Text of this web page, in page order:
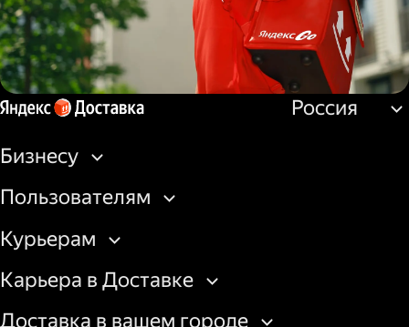
Пеший курьер
Россия
Бизнесу
Пользователям
Курьерам
Карьера в Доставке
Доставка в вашем городе